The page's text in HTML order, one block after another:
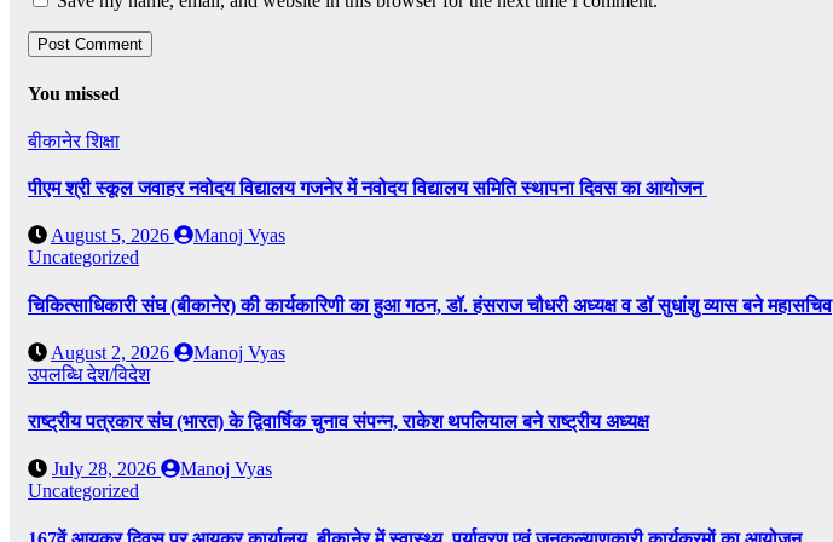
You missed
बीकानेरशिक्षा
पीएम श्री स्कूल जवाहर नवोदय विद्यालय गजनेर में नवोदय विद्यालय समिति स्थापना दिवस का आयोजन
August 5, 2026
Manoj Vyas
Uncategorized
चिकित्साधिकारी संघ (बीकानेर) की कार्यकारिणी का हुआ गठन, डॉ. हंसराज चौधरी अध्यक्ष व डॉ सुधांशु व्यास बने महासचिव
August 2, 2026
Manoj Vyas
उपलब्धिदेश/विदेश
राष्ट्रीय पत्रकार संघ (भारत) के द्विवार्षिक चुनाव संपन्न, राकेश थपलियाल बने राष्ट्रीय अध्यक्ष
July 28, 2026
Manoj Vyas
Uncategorized